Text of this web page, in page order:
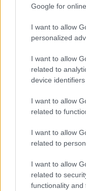
Google for
I want to allow
personalized
I want to allow
related to
device identifiers
I want to allow
related to
I want to allow
related to
I want to allow
related to
functionality
Észtország, Szlovénia